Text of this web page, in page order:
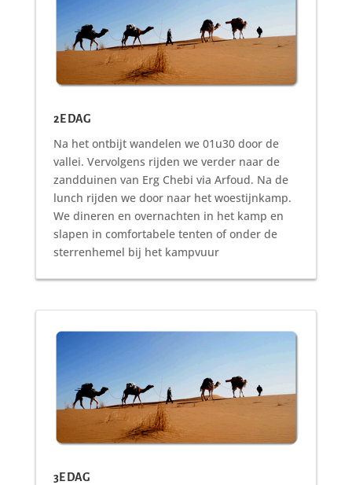
2E DAG
Na het ontbijt wandelen we 01u30 door de
vallei. Vervolgens rijden we verder naar de
zandduinen van Erg Chebi via Arfoud. Na de
lunch rijden we door naar het woestijnkamp.
We dineren en overnachten in het kamp en
slapen in comfortabele tenten of onder de
sterrenhemel bij het kampvuur
3E DAG